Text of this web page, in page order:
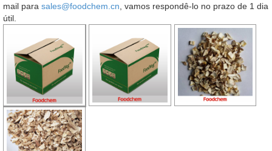
mail para sales@foodchem.cn , vamos respondê-lo no prazo de 1 dia
útil.